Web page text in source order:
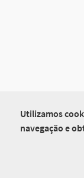
Utilizamos
navegação e